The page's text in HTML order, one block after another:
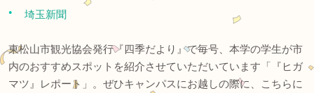
埼玉新聞
東松山市観光協会発行『四季だより』で毎号、本学の学生が市
内のおすすめスポットを紹介させていただいています「『ヒガ
マツ』レポート」。ぜひキャンパスにお越しの際に、こちらに